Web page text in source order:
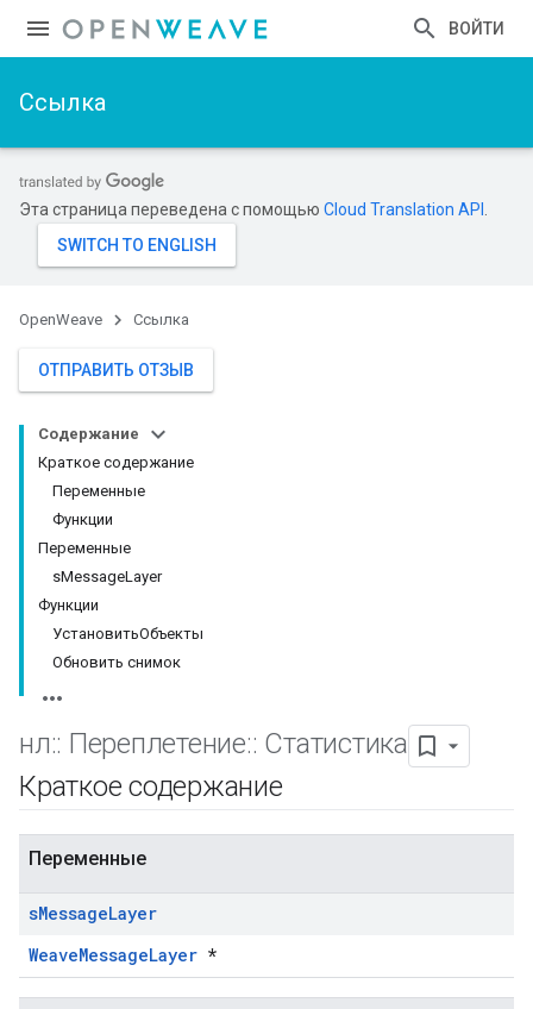
ВОЙТИ
Ссылка
Эта страница переведена с помощью Cloud Translation API
OpenWeave Ссылка
ОТПРАВИТЬ ОТЗЫВ
Содержание
Краткое содержание
Переменные
Функции
Переменные
sMessageLayer
Функции
УстановитьОбъекты
Обновить снимок
нл:: Переплетение:: Статистика
Краткое содержание
Переменные
sMessageLayer
WeaveMessageLayer *